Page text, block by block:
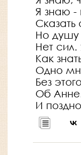
Я знаю -
Но душу
Нет
Как
Одно
Без
Об
И